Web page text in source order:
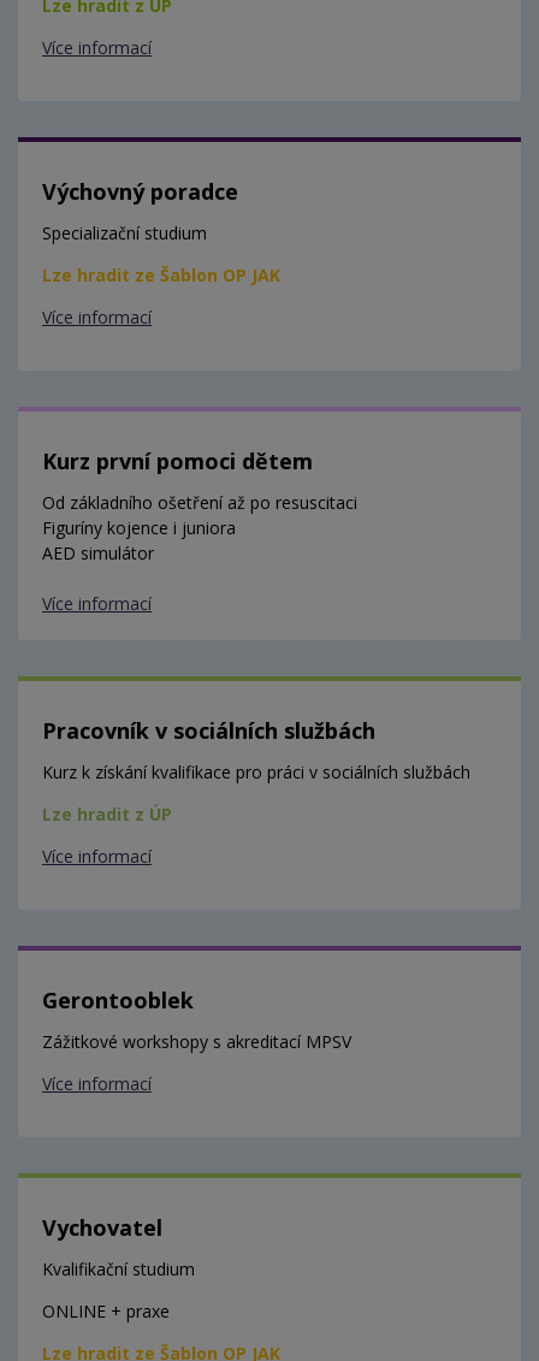
Lze hradit z ÚP
Více informací
Výchovný poradce
Specializační studium
Lze hradit ze Šablon OP JAK
Více informací
Kurz první pomoci dětem
Od základního ošetření až po resuscitaci
Figuríny kojence i juniora
AED simulátor
Více informací
Pracovník v sociálních službách
Kurz k získání kvalifikace pro práci v sociálních službách
Lze hradit z ÚP
Více informací
Gerontooblek
Zážitkové workshopy s akreditací MPSV
Více informací
Vychovatel
Kvalifikační studium
ONLINE + praxe
Lze hradit ze Šablon OP JAK